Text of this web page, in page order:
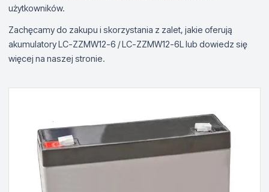
użytkowników.
Zachęcamy do zakupu i skorzystania z zalet, jakie oferują
akumulatory LC-ZZMW12-6 / LC-ZZMW12-6L lub dowiedz się
więcej na naszej stronie.